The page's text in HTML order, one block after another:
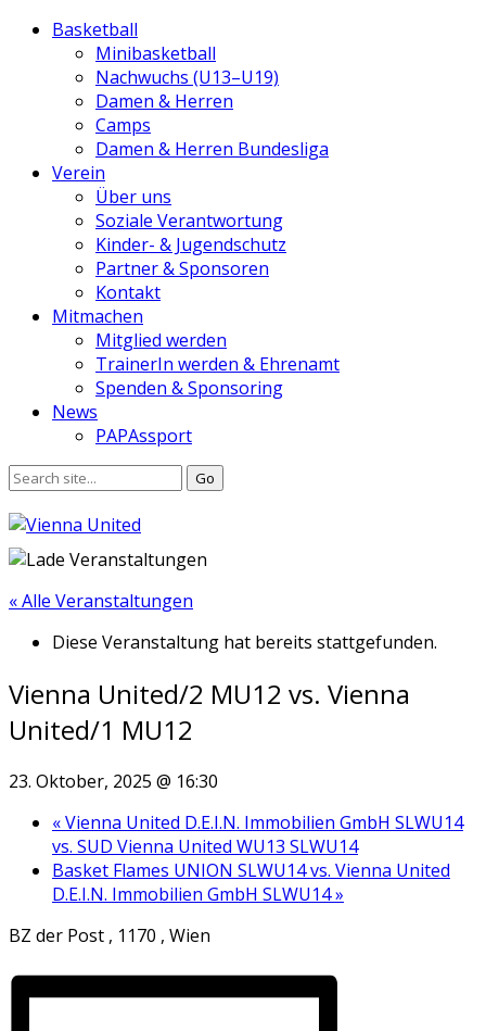
Basketball
Minibasketball
Nachwuchs (U13–U19)
Damen & Herren
Camps
Damen & Herren Bundesliga
Verein
Über uns
Soziale Verantwortung
Kinder- & Jugendschutz
Partner & Sponsoren
Kontakt
Mitmachen
Mitglied werden
TrainerIn werden & Ehrenamt
Spenden & Sponsoring
News
PAPAssport
« Alle Veranstaltungen
Diese Veranstaltung hat bereits stattgefunden.
Vienna United/2 MU12 vs. Vienna
United/1 MU12
23. Oktober, 2025 @ 16:30
«Vienna United D.E.I.N. Immobilien GmbH SLWU14
vs. SUD Vienna United WU13 SLWU14
Basket Flames UNION SLWU14 vs. Vienna United
D.E.I.N. Immobilien GmbH SLWU14»
BZ der Post , 1170 , Wien